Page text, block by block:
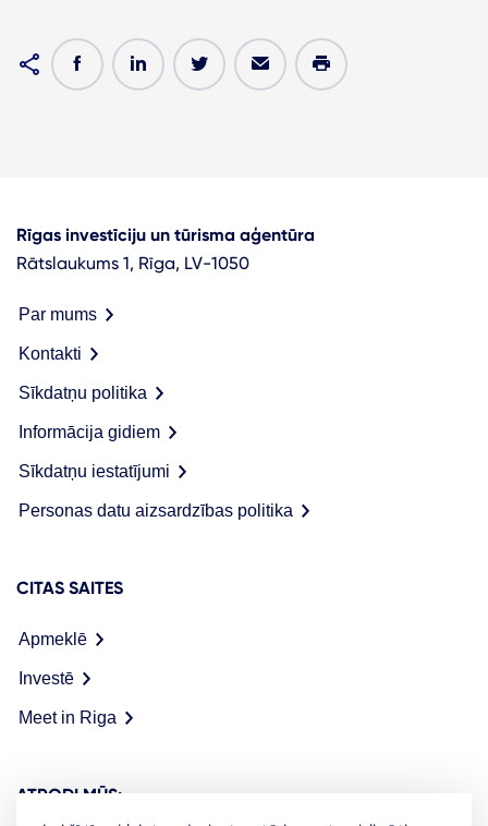
Rīgas investīciju un tūrisma aģentūra
Rātslaukums 1, Rīga, LV-1050
Par mums
Kontakti
Sīkdatņu politika
Informācija gidiem
Sīkdatņu iestatījumi
Personas datu aizsardzības politika
CITAS SAITES
Apmeklē
Investē
Meet in Riga
ATRODI MŪS: